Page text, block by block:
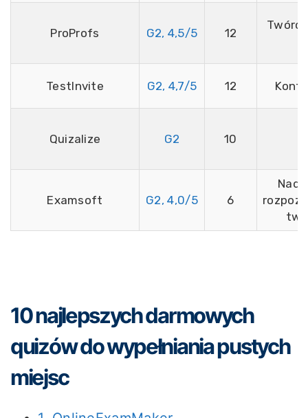
ProProfs G2, 4,5/5 12
TestInvite G2, 4,7/5 12
Quizalize G2 10
Examsoft G2, 4,0/5 6
10 najlepszych darmowych
quizów do wypełniania pustych
miejsc